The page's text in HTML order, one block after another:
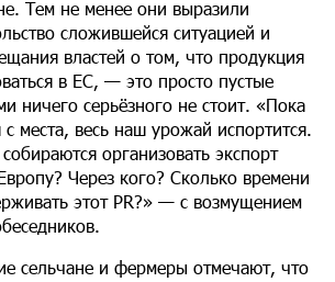
Тем не менее они выразили
сложившейся ситуацией и
властей о том, что продукция
в ЕС, — это просто пустые
ничего серьёзного не стоит. «Пока
с места, весь наш урожай испортится.
организовать экспорт
Через кого? Сколько времени
этот PR?» — с возмущением
сельчане и фермеры отмечают, что